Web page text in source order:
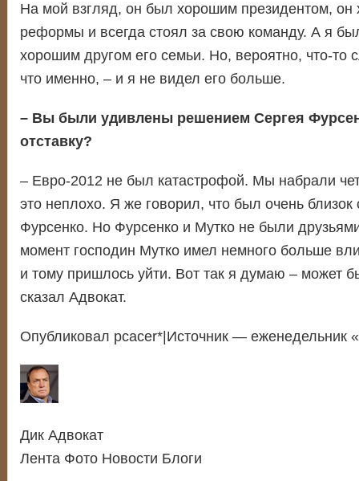
На мой взгляд, он был хорошим президентом, он
реформы и всегда стоял за свою команду. А я
хорошим другом его семьи. Но, вероятно, что-то
что именно, – и я не видел его больше.
– Вы были удивлены решением Сергея
отставку?
– Евро-2012 не был катастрофой. Мы набрали
это неплохо. Я же говорил, что был очень близок
Фурсенко. Но Фурсенко и Мутко не были
момент господин Мутко имел немного больше
и тому пришлось уйти. Вот так я думаю – может
сказал Адвокат.
Опубликовал pcacer*|Источник — еженедельник
Дик Адвокат
Лента Фото Новости Блоги